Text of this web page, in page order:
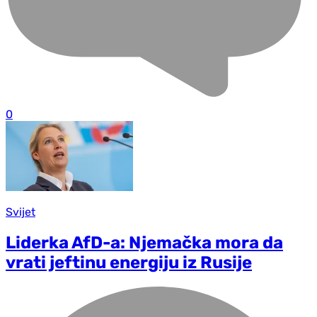
0
Svijet
Liderka AfD-a: Njemačka mora da
vrati jeftinu energiju iz Rusije